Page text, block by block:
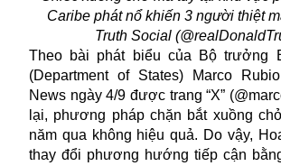
Caribe phát nổ khiến 3 người thiệt
Truth Social
Theo bài phát biểu của Bộ trưởng
(Department of States) Marco
News ngày 4/9 được trang “X”
lại, phương pháp chặn bắt xuồng
năm qua không hiệu quả. Do vậy,
thay đổi phương hướng tiếp cận